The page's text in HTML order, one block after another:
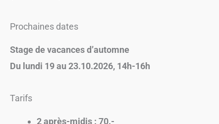
Prochaines dates
Stage de vacances d’automne
Du lundi 19 au 23.10.2026, 14h-16h
Tarifs
2 après-midis : 70.-